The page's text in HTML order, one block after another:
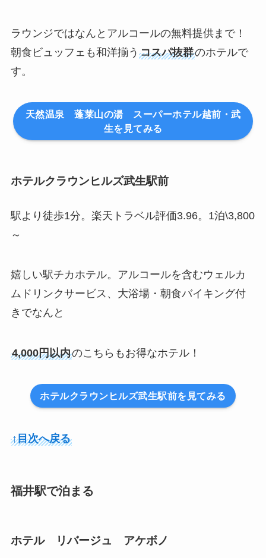
ラウンジではなんとアルコールの無料提供まで！
朝食ビュッフェも和洋揃う コスパ抜群のホテルで
す。
天然温泉 蓬莱山の湯 スーパーホテル越前・武
生を見てみる
ホテルクラウンヒルズ武生駅前
駅より徒歩1分。楽天トラベル評価3.96。1泊\3,800
～
嬉しい駅チカホテル。アルコールを含むウェルカ
ムドリンクサービス、大浴場・朝食バイキング付
きでなんと
4,000円以内のこちらもお得なホテル！
ホテルクラウンヒルズ武生駅前を見てみる
↑目次へ戻る
福井駅で泊まる
ホテル リバージュ アケボノ